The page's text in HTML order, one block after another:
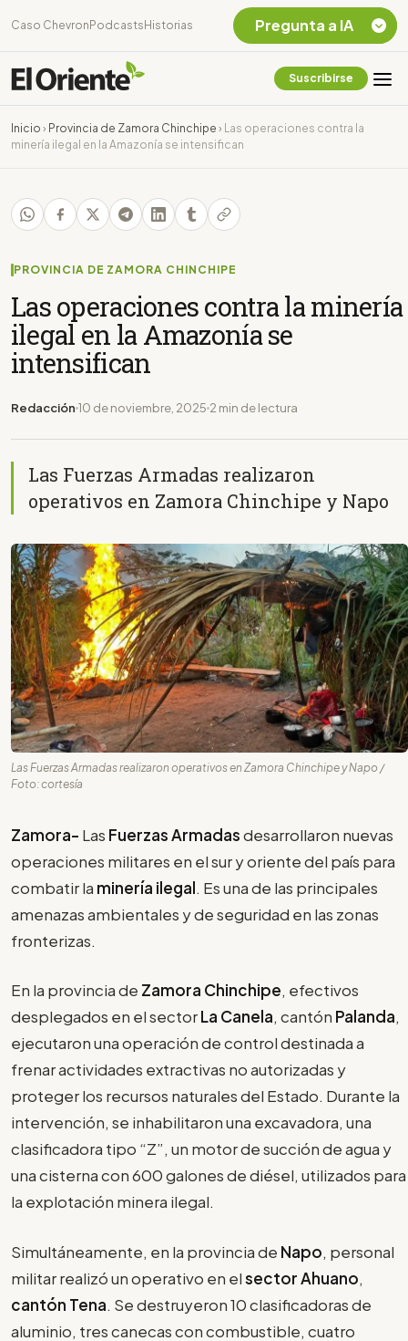
Caso Chevron Podcasts Historias
Suscribirse
Inicio › Provincia de Zamora Chinchipe ›
Las operaciones contra la
minería ilegal en la Amazonía se intensifican
PROVINCIA DE ZAMORA CHINCHIPE
Las operaciones contra la minería
ilegal en la Amazonía se
intensifican
Redacción 10 de noviembre, 2025 2 min de lectura
Las Fuerzas Armadas realizaron
operativos en Zamora Chinchipe y Napo
Las Fuerzas Armadas realizaron operativos en Zamora Chinchipe y Napo /
Foto: cortesía
Zamora- Las Fuerzas Armadasdesarrollaron nuevas
operaciones militares en el sur y oriente del país para
combatir la minería ilegal. Es una de las principales
amenazas ambientales y de seguridad en las zonas
fronterizas.
En la provincia de Zamora Chinchipe, efectivos
desplegados en el sectorLa Canela, cantón Palanda,
ejecutaron una operación de control destinada a
frenar actividades extractivas no autorizadas y
proteger los recursos naturales del Estado. Durante la
intervención, se inhabilitaron una excavadora, una
clasificadora tipo “Z”, un motor de succión de agua y
una cisterna con 600 galones de diésel, utilizados para
la explotación minera ilegal.
Simultáneamente, en la provincia de Napo, personal
militar realizó un operativo en elsector Ahuano,
cantón Tena. Se destruyeron 10 clasificadoras de
aluminio, tres canecas con combustible, cuatro
Pregunta a IA
Chevron Ecuador